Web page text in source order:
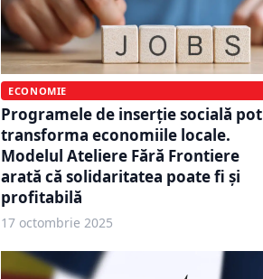
ECONOMIE
Programele de inserție socială pot
transforma economiile locale.
Modelul Ateliere Fără Frontiere
arată că solidaritatea poate fi și
profitabilă
17 octombrie 2025